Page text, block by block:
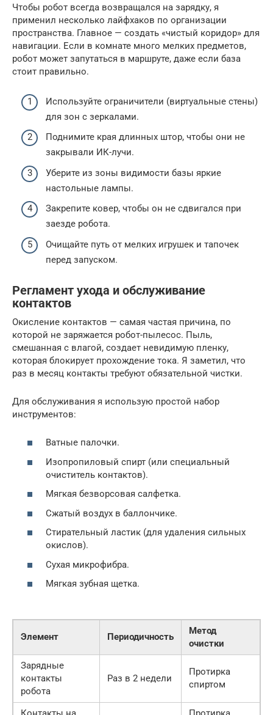
Чтобы робот всегда возвращался на зарядку, я
применил несколько лайфхаков по организации
пространства. Главное — создать «чистый коридор» для
навигации. Если в комнате много мелких предметов,
робот может запутаться в маршруте, даже если база
стоит правильно.
Используйте ограничители (виртуальные стены)
для зон с зеркалами.
Поднимите края длинных штор, чтобы они не
закрывали ИК-лучи.
Уберите из зоны видимости базы яркие
настольные лампы.
Закрепите ковер, чтобы он не сдвигался при
заезде робота.
Очищайте путь от мелких игрушек и тапочек
перед запуском.
Регламент ухода и обслуживание
контактов
Окисление контактов — самая частая причина, по
которой не заряжается робот-пылесос. Пыль,
смешанная с влагой, создает невидимую пленку,
которая блокирует прохождение тока. Я заметил, что
раз в месяц контакты требуют обязательной чистки.
Для обслуживания я использую простой набор
инструментов:
Ватные палочки.
Изопропиловый спирт (или специальный
очиститель контактов).
Мягкая безворсовая салфетка.
Сжатый воздух в баллончике.
Стирательный ластик (для удаления сильных
окислов).
Сухая микрофибра.
Мягкая зубная щетка.
Элемент Периодичность
Метод
очистки
Зарядные
контакты
робота
Раз в 2 недели
Протирка
спиртом